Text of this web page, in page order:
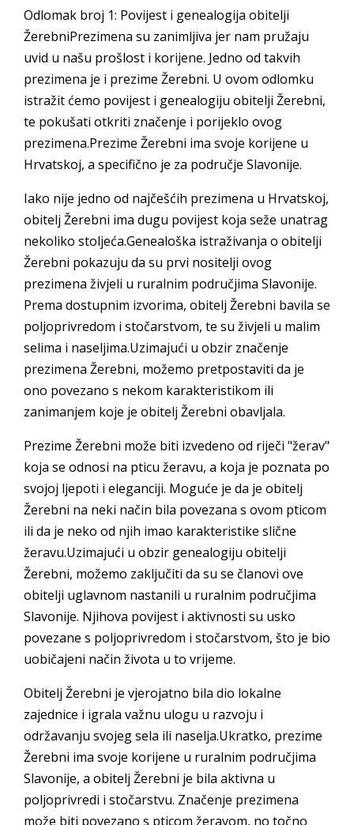
Odlomak broj 1: Povijest i genealogija obitelji
ŽerebniPrezimena su zanimljiva jer nam pružaju
uvid u našu prošlost i korijene. Jedno od takvih
prezimena je i prezime Žerebni. U ovom odlomku
istražit ćemo povijest i genealogiju obitelji Žerebni,
te pokušati otkriti značenje i porijeklo ovog
prezimena.Prezime Žerebni ima svoje korijene u
Hrvatskoj, a specifično je za područje Slavonije.
Iako nije jedno od najčešćih prezimena u Hrvatskoj,
obitelj Žerebni ima dugu povijest koja seže unatrag
nekoliko stoljeća.Genealoška istraživanja o obitelji
Žerebni pokazuju da su prvi nositelji ovog
prezimena živjeli u ruralnim područjima Slavonije.
Prema dostupnim izvorima, obitelj Žerebni bavila se
poljoprivredom i stočarstvom, te su živjeli u malim
selima i naseljima.Uzimajući u obzir značenje
prezimena Žerebni, možemo pretpostaviti da je
ono povezano s nekom karakteristikom ili
zanimanjem koje je obitelj Žerebni obavljala.
Prezime Žerebni može biti izvedeno od riječi "žerav"
koja se odnosi na pticu žeravu, a koja je poznata po
svojoj ljepoti i eleganciji. Moguće je da je obitelj
Žerebni na neki način bila povezana s ovom pticom
ili da je neko od njih imao karakteristike slične
žeravu.Uzimajući u obzir genealogiju obitelji
Žerebni, možemo zaključiti da su se članovi ove
obitelji uglavnom nastanili u ruralnim područjima
Slavonije. Njihova povijest i aktivnosti su usko
povezane s poljoprivredom i stočarstvom, što je bio
uobičajeni način života u to vrijeme.
Obitelj Žerebni je vjerojatno bila dio lokalne
zajednice i igrala važnu ulogu u razvoju i
održavanju svojeg sela ili naselja.Ukratko, prezime
Žerebni ima svoje korijene u ruralnim područjima
Slavonije, a obitelj Žerebni je bila aktivna u
poljoprivredi i stočarstvu. Značenje prezimena
može biti povezano s pticom žeravom, no točno